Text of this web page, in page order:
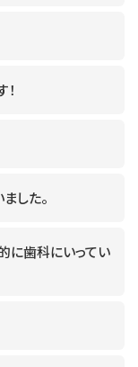
した。
に歯科にいってい